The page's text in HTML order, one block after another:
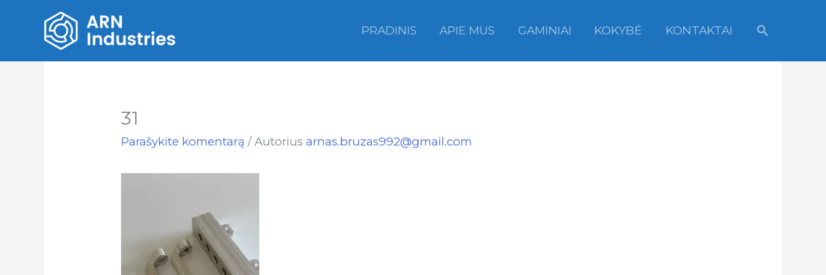
PRADINIS APIE MUS GAMINIAI KOKYBĖ KONTAKTAI Paieška
31
Parašykite komentarą / Autorius arnas.bruzas992@gmail.com